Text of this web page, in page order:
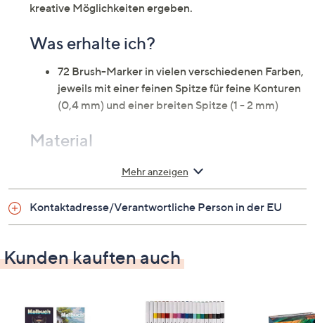
kreative Möglichkeiten ergeben.
Was erhalte ich?
72 Brush-Marker in vielen verschiedenen Farben,
jeweils mit einer feinen Spitze für feine Konturen
(0,4 mm) und einer breiten Spitze (1 - 2 mm)
Material
PP, Farben auf Wasserbasis
Mehr anzeigen
Kontaktadresse/Verantwortliche Person in der EU
Kunden kauften auch